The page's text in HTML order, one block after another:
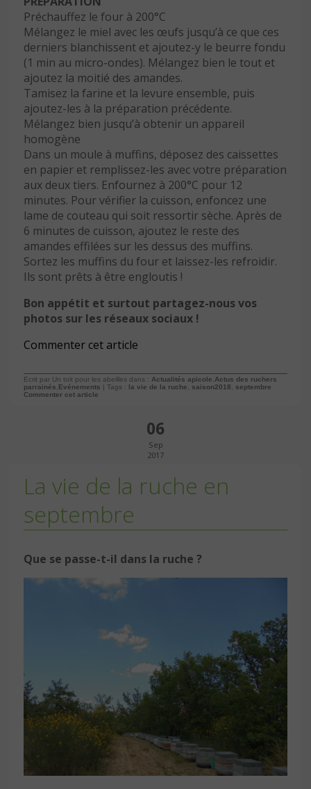
Préchauffez le four à 200°C
Mélangez le miel avec les œufs jusqu’à ce que ces
derniers blanchissent et ajoutez-y le beurre fondu
(1 min au micro-ondes). Mélangez bien le tout et
ajoutez la moitié des amandes.
Tamisez la farine et la levure ensemble, puis
ajoutez-les à la préparation précédente.
Mélangez bien jusqu’à obtenir un appareil
homogène
Dans un moule à muffins, déposez des caissettes
en papier et remplissez-les avec votre préparation
aux deux tiers. Enfournez à 200°C pour 12
minutes. Pour vérifier la cuisson, enfoncez une
lame de couteau qui soit ressortir sèche. Après de
6 minutes de cuisson, ajoutez le reste des
amandes effilées sur les dessus des muffins.
Sortez les muffins du four et laissez-les refroidir.
Ils sont prêts à être engloutis !
Bon appétit et surtout partagez-nous vos
photos sur les réseaux sociaux !
Commenter cet article
Ecrit par Un toit pour les abeilles dans : Actualités apicole,Actus des ruchers
parrainés, Evénements | Tags : la vie de la ruche, saison2018, septembre
Commenter cet article
06
Sep
2017
La vie de la ruche en
septembre
Que se passe-t-il dans la ruche ?